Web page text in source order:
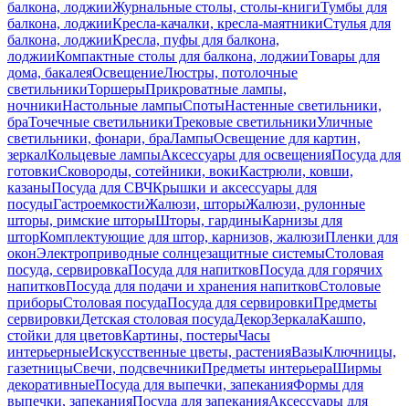
балкона, лоджииЖурнальные столы, столы-книгиТумбы для
балкона, лоджииКресла-качалки, кресла-маятникиСтулья для
балкона, лоджииКресла, пуфы для балкона,
лоджииКомпактные столы для балкона, лоджииТовары для
дома, бакалеяОсвещениеЛюстры, потолочные
светильникиТоршерыПрикроватные лампы,
ночникиНастольные лампыСпотыНастенные светильники,
браТочечные светильникиТрековые светильникиУличные
светильники, фонари, браЛампыОсвещение для картин,
зеркалКольцевые лампыАксессуары для освещенияПосуда для
готовкиСковороды, сотейники, вокиКастрюли, ковши,
казаныПосуда для СВЧКрышки и аксессуары для
посудыГастроемкостиЖалюзи, шторыЖалюзи, рулонные
шторы, римские шторыШторы, гардиныКарнизы для
шторКомплектующие для штор, карнизов, жалюзиПленки для
оконЭлектроприводные солнцезащитные системыСтоловая
посуда, сервировкаПосуда для напитковПосуда для горячих
напитковПосуда для подачи и хранения напитковСтоловые
приборыСтоловая посудаПосуда для сервировкиПредметы
сервировкиДетская столовая посудаДекорЗеркалаКашпо,
стойки для цветовКартины, постерыЧасы
интерьерныеИскусственные цветы, растенияВазыКлючницы,
газетницыСвечи, подсвечникиПредметы интерьераШирмы
декоративныеПосуда для выпечки, запеканияФормы для
выпечки, запеканияПосуда для запеканияАксессуары для